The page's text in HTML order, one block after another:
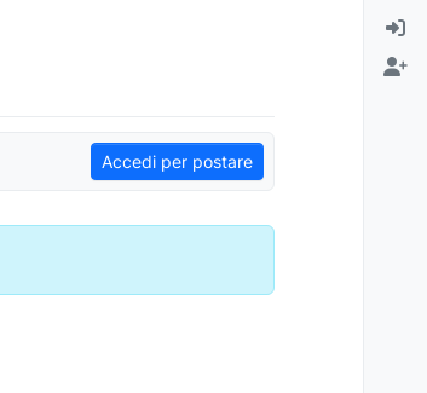
Accedi per postare